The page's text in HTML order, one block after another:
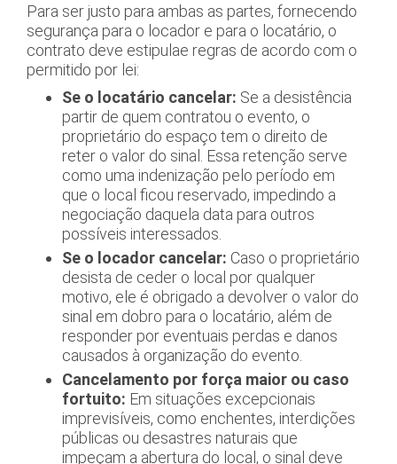
Para ser justo para ambas as partes, fornecendo
segurança para o locador e para o locatário, o
contrato deve estipulae regras de acordo com o
permitido por lei:
Se o locatário cancelar: Se a desistência
partir de quem contratou o evento, o
proprietário do espaço tem o direito de
reter o valor do sinal. Essa retenção serve
como uma indenização pelo período em
que o local ficou reservado, impedindo a
negociação daquela data para outros
possíveis interessados.
Se o locador cancelar: Caso o proprietário
desista de ceder o local por qualquer
motivo, ele é obrigado a devolver o valor do
sinal em dobro para o locatário, além de
responder por eventuais perdas e danos
causados à organização do evento.
Cancelamento por força maior ou caso
fortuito: Em situações excepcionais
imprevisíveis, como enchentes, interdições
públicas ou desastres naturais que
impeçam a abertura do local, o sinal deve